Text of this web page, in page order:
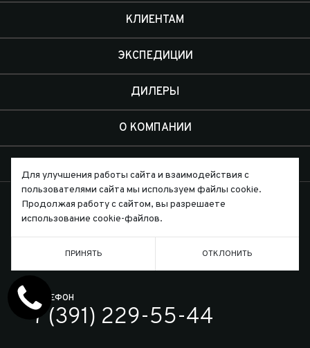
КЛИЕНТАМ
ЭКСПЕДИЦИИ
ДИЛЕРЫ
О КОМПАНИИ
ТЕЛЕФОН
7 (391) 229-55-44
Для улучшения работы сайта и взаимодействия с
пользователями сайта мы используем файлы cookie.
Продолжая работу с сайтом, вы разрешаете
использование cookie-файлов.
ПРИНЯТЬ ОТКЛОНИТЬ